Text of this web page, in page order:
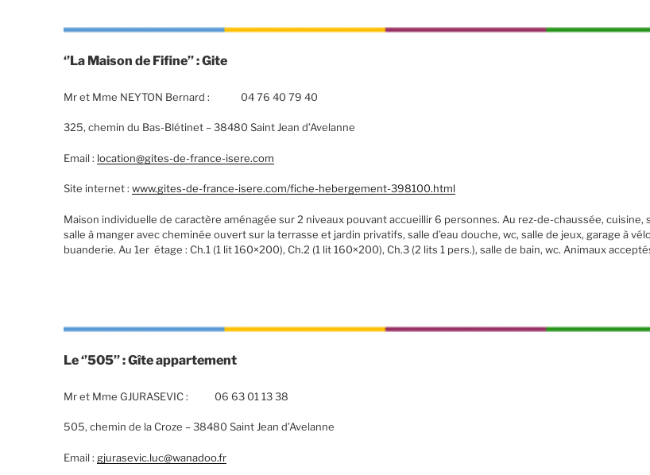
‘’La Maison de Fifine’’ : Gite
Mr et Mme NEYTON Bernard : 04 76 40 79 40
325, chemin du Bas-Blétinet – 38480 Saint Jean d’Avelanne
Email : location@gites-de-france-isere.com
Site internet : www.gites-de-france-isere.com/fiche-hebergement-398100.html
Maison individuelle de caractère aménagée sur 2 niveaux pouvant accueillir 6 personnes. Au rez-de-chaussée, cuisine,
salle à manger avec cheminée ouvert sur la terrasse et jardin privatifs, salle d’eau douche, wc, salle de jeux, garage à
buanderie. Au 1er étage : Ch.1 (1 lit 160×200), Ch.2 (1 lit 160×200), Ch.3 (2 lits 1 pers.), salle de bain, wc. Animaux
Le ‘’505’’ : Gîte appartement
Mr et Mme GJURASEVIC : 06 63 01 13 38
505, chemin de la Croze – 38480 Saint Jean d’Avelanne
Email : gjurasevic.luc@wanadoo.fr